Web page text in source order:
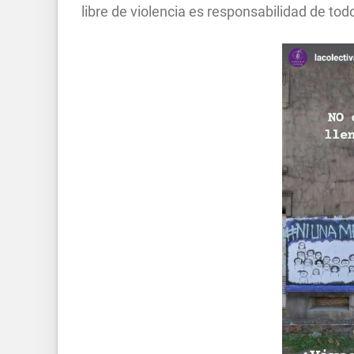
libre de violencia es responsabilidad de